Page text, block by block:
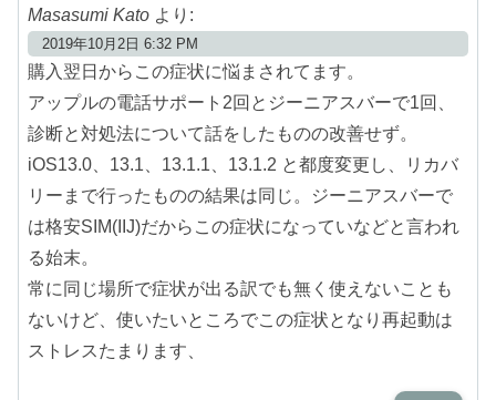
Masasumi Kato より:
2019年10月2日 6:32 PM
購入翌日からこの症状に悩まされてます。
アップルの電話サポート2回とジーニアスバーで1回、
診断と対処法について話をしたものの改善せず。
iOS13.0、13.1、13.1.1、13.1.2 と都度変更し、リカバ
リーまで行ったものの結果は同じ。ジーニアスバーで
は格安SIM(IIJ)だからこの症状になっていなどと言われ
る始末。
常に同じ場所で症状が出る訳でも無く使えないことも
ないけど、使いたいところでこの症状となり再起動は
ストレスたまります、